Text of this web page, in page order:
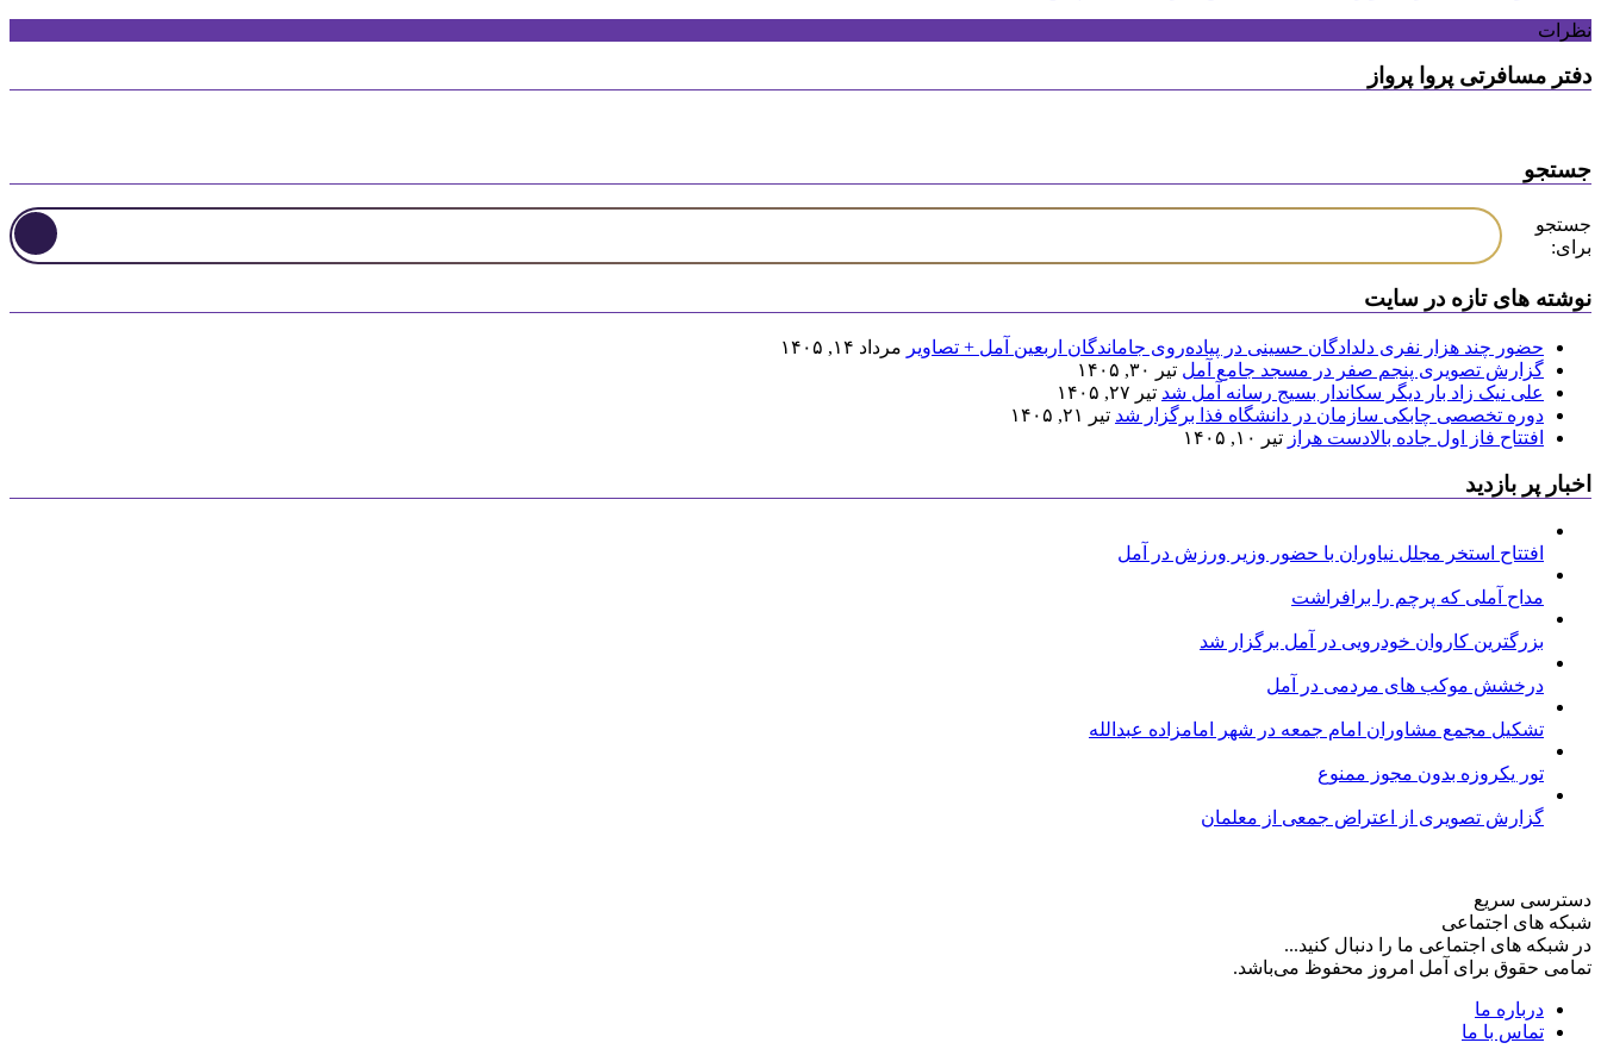
نظرات
دفتر مسافرتی پروا پرواز
جستجو
جستجو
برای:
نوشته های تازه در سایت
حضور چند هزار نفری دلدادگان حسینی در پیاده‌روی جاماندگان اربعین آمل + تصاویر مرداد ۱۴, ۱۴۰۵
گزارش تصویری پنجم صفر در مسجد جامع آمل تیر ۳۰, ۱۴۰۵
علی نیک زاد بار دیگر سکاندار بسیج رسانه آمل شد تیر ۲۷, ۱۴۰۵
دوره تخصصی چابکی سازمان در دانشگاه فذا برگزار شد تیر ۲۱, ۱۴۰۵
افتتاح فاز اول جاده بالادست هراز تیر ۱۰, ۱۴۰۵
اخبار پر بازدید
افتتاح استخر مجلل نیاوران با حضور وزیر ورزش در آمل
مداح آملی که پرچم را برافراشت
بزرگترین کاروان خودرویی در آمل برگزار شد
درخشش موکب های مردمی در آمل
تشکیل مجمع مشاوران امام جمعه در شهر امامزاده عبدالله
تور یکروزه بدون مجوز ممنوع
گزارش تصویری از اعتراض جمعی از معلمان
دسترسی سریع
شبکه های اجتماعی
در شبکه های اجتماعی ما را دنبال کنید...
تمامی حقوق برای آمل امروز محفوظ می‌باشد.
درباره ما
تماس با ما